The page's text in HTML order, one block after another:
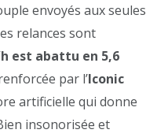
envoyés aux seules
relances sont
est abattu en 5,6
par l’Iconic
artificielle qui donne
insonorisée et